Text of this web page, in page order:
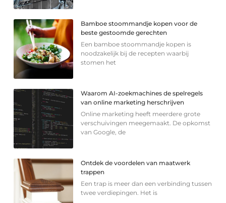
Bamboe stoommandje kopen voor de
beste gestoomde gerechten
Een bamboe stoommandje kopen is
noodzakelijk bij de recepten waarbij
stomen het
Waarom AI-zoekmachines de spelregels
van online marketing herschrijven
Online marketing heeft meerdere grote
verschuivingen meegemaakt. De opkomst
van Google, de
Ontdek de voordelen van maatwerk
trappen
Een trap is meer dan een verbinding tussen
twee verdiepingen. Het is